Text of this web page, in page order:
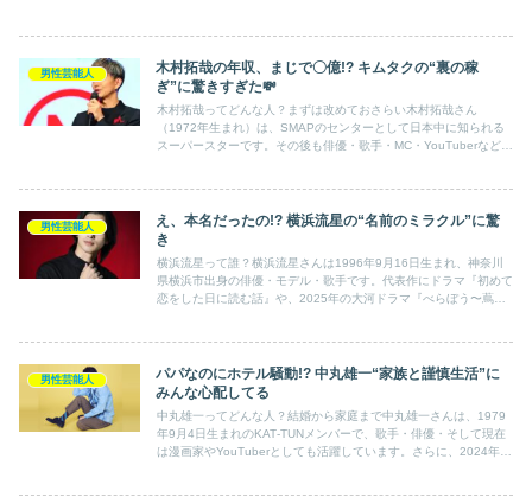
男性芸能人
木村拓哉の年収、まじで〇億!? キムタクの“裏の稼
ぎ”に驚きすぎた💸
木村拓哉ってどんな人？まずは改めておさらい木村拓哉さん
（1972年生まれ）は、SMAPのセンターとして日本中に知られる
スーパースターです。その後も俳優・歌手・MC・YouTuberなど多
男性芸能人
え、本名だったの!? 横浜流星の“名前のミラクル”に驚
き
横浜流星って誰？横浜流星さんは1996年9月16日生まれ、神奈川
県横浜市出身の俳優・モデル・歌手です。代表作にドラマ『初めて
恋をした日に読む話』や、2025年の大河ドラマ『べらぼう〜蔦重
男性芸能人
パパなのにホテル騒動!? 中丸雄一“家族と謹慎生活”に
みんな心配してる
中丸雄一ってどんな人？結婚から家庭まで中丸雄一さんは、1979
年9月4日生まれのKAT‑TUNメンバーで、歌手・俳優・そして現在
は漫画家やYouTuberとしても活躍しています。さらに、2024年1